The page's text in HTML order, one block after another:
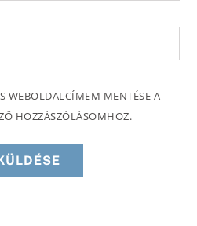
WEBOLDALCÍMEM MENTÉSE A
HOZZÁSZÓLÁSOMHOZ.